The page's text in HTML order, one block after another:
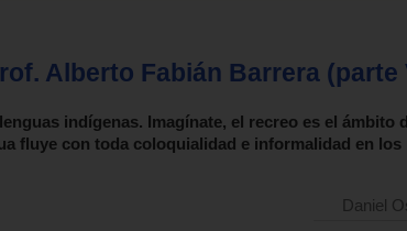
Alberto Fabián Barrera (parte
indígenas. Imagínate, el recreo es el ámbito
fluye con toda coloquialidad e informalidad en los
Daniel